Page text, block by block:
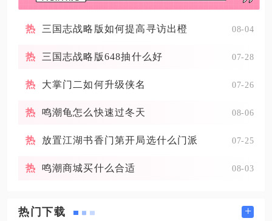
三国志战略版如何提高寻访出橙 08-04
三国志战略版648抽什么好 07-28
大掌门二如何升级侠名 07-26
鸣潮龟怎么快速过冬天 08-06
放置江湖书香门第开局选什么门派 07-25
鸣潮商城买什么合适 08-03
热门下载 +